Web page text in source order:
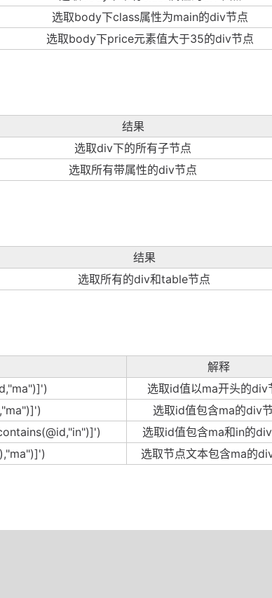
选取body下class属性为main的div节点
选取body下price元素值大于35的div节点
结果
选取div下的所有子节点
选取所有带属性的div节点
结果
选取所有的div和table节点
解释
选取id值以ma开头的div
选取id值包含ma的div
选取id值包含ma和in的
选取节点文本包含ma的